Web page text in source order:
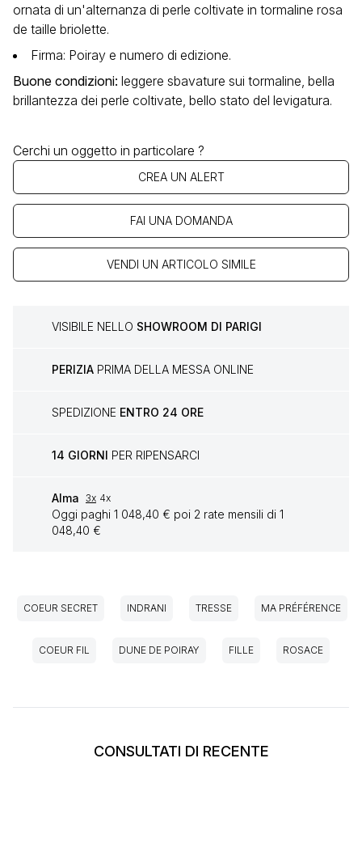
ornata di un'alternanza di perle coltivate in tormaline rosa
de taille briolette.
Firma: Poiray e numero di edizione.
Buone condizioni: leggere sbavature sui tormaline, bella
brillantezza dei perle coltivate, bello stato del levigatura.
Cerchi un oggetto in particolare ?
CREA UN ALERT
FAI UNA DOMANDA
VENDI UN ARTICOLO SIMILE
VISIBILE NELLO SHOWROOM DI PARIGI
PERIZIA PRIMA DELLA MESSA ONLINE
SPEDIZIONE ENTRO 24 ORE
14 GIORNI PER RIPENSARCI
Alma 3x 4x
Oggi paghi 1 048,40 € poi 2 rate mensili di 1
048,40 €
COEUR SECRET INDRANI TRESSE MA PRÉFÉRENCE
COEUR FIL DUNE DE POIRAY FILLE ROSACE
CONSULTATI DI RECENTE